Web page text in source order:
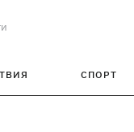
СПОРТ